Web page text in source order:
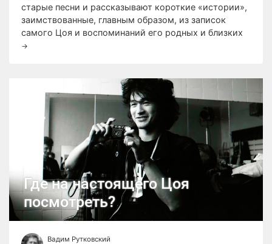
старые песни и рассказывают короткие «истории»,
заимствованные, главным образом, из записок
самого Цоя и воспоминаний его родных и близких
→
Где на настоящего Цоя
посмотреть?
Вадим Рутковский